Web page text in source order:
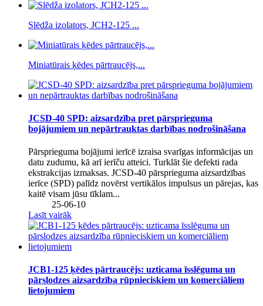
Slēdža izolators, JCH2-125 ...
Miniatūrais ķēdes pārtraucējs,...
JCSD-40 SPD: aizsardzība pret pārsprieguma
bojājumiem un nepārtrauktas darbības nodrošināšana
Pārsprieguma bojājumi ierīcē izraisa svarīgas informācijas un
datu zudumu, kā arī ierīču atteici. Turklāt šie defekti rada
ekstrakcijas izmaksas. JCSD-40 pārsprieguma aizsardzības
ierīce (SPD) palīdz novērst vertikālos impulsus un pārejas, kas
kaitē visam jūsu tīklam...
25-06-10
Lasīt vairāk
JCB1-125 ķēdes pārtraucējs: uzticama īsslēguma un
pārslodzes aizsardzība rūpnieciskiem un komerciāliem
lietojumiem